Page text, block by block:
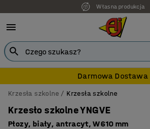
Własna produkcja
Darmowa Dostawa
Krzesła szkolne Krzesła szkolne
Krzesło szkolne YNGVE
Płozy, biały, antracyt, W 610 mm